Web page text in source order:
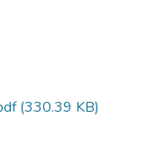
(330.39 KB)